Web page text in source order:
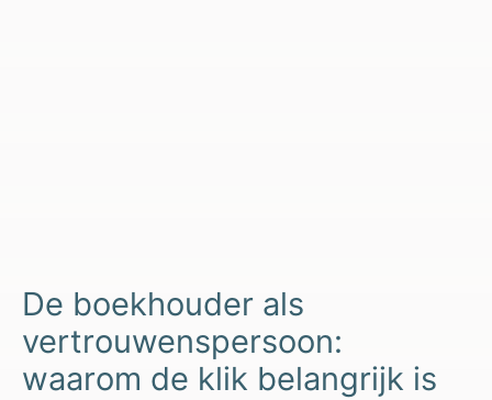
De boekhouder als
vertrouwenspersoon:
waarom de klik belangrijk is